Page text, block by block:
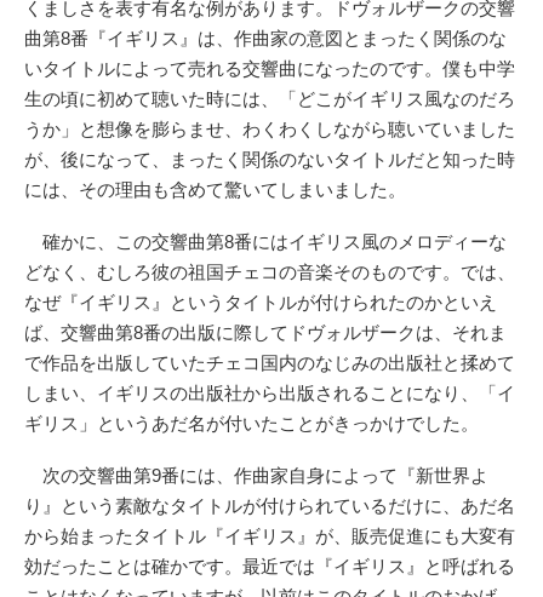
くましさを表す有名な例があります。ドヴォルザークの交響
曲第8番『イギリス』は、作曲家の意図とまったく関係のな
いタイトルによって売れる交響曲になったのです。僕も中学
生の頃に初めて聴いた時には、「どこがイギリス風なのだろ
うか」と想像を膨らませ、わくわくしながら聴いていました
が、後になって、まったく関係のないタイトルだと知った時
には、その理由も含めて驚いてしまいました。
確かに、この交響曲第8番にはイギリス風のメロディーな
どなく、むしろ彼の祖国チェコの音楽そのものです。では、
なぜ『イギリス』というタイトルが付けられたのかといえ
ば、交響曲第8番の出版に際してドヴォルザークは、それま
で作品を出版していたチェコ国内のなじみの出版社と揉めて
しまい、イギリスの出版社から出版されることになり、「イ
ギリス」というあだ名が付いたことがきっかけでした。
次の交響曲第9番には、作曲家自身によって『新世界よ
り』という素敵なタイトルが付けられているだけに、あだ名
から始まったタイトル『イギリス』が、販売促進にも大変有
効だったことは確かです。最近では『イギリス』と呼ばれる